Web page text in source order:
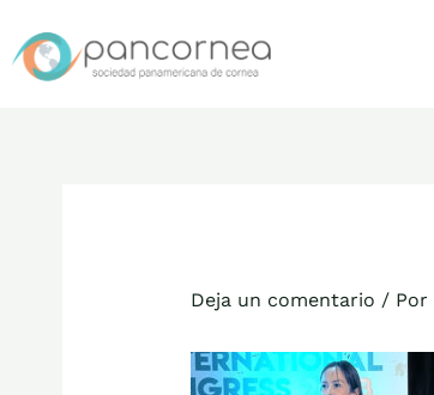
contenido
Deja un comentario / Por